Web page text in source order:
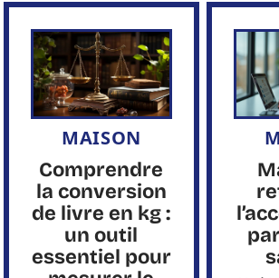
MAISON
Comprendre
la conversion
de livre en kg :
un outil
essentiel pour